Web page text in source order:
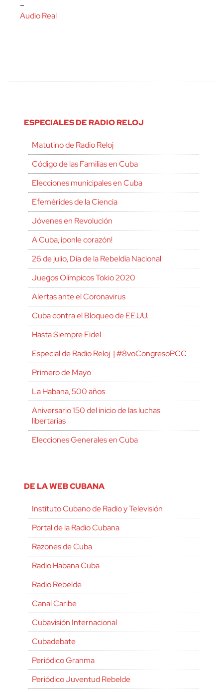
–
Audio Real
ESPECIALES DE RADIO RELOJ
Matutino de Radio Reloj
Código de las Familias en Cuba
Elecciones municipales en Cuba
Efemérides de la Ciencia
Jóvenes en Revolución
A Cuba, ¡ponle corazón!
26 de julio, Día de la Rebeldía Nacional
Juegos Olímpicos Tokio 2020
Alertas ante el Coronavirus
Cuba contra el Bloqueo de EE.UU.
Hasta Siempre Fidel
Especial de Radio Reloj | #8voCongresoPCC
Primero de Mayo
La Habana, 500 años
Aniversario 150 del inicio de las luchas
libertarias
Elecciones Generales en Cuba
DE LA WEB CUBANA
Instituto Cubano de Radio y Televisión
Portal de la Radio Cubana
Razones de Cuba
Radio Habana Cuba
Radio Rebelde
Canal Caribe
Cubavisión Internacional
Cubadebate
Periódico Granma
Periódico Juventud Rebelde